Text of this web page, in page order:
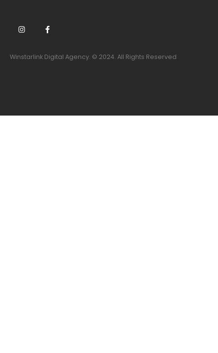
Winstarlink Digital Agency. © 2024. All Rights Reserved